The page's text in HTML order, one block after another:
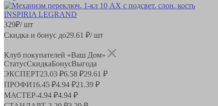
329₽/ шт
Скидка и бонус до29.61 ₽/ шт
Клуб покупателей «Ваш Дом»
СтатусСкидкаБонусВыгода
ЭКСПЕРТ23.03 ₽6.58 ₽29.61 ₽
ПРОФИ16.45 ₽4.94 ₽21.39 ₽
МАСТЕР-4.94 ₽4.94 ₽